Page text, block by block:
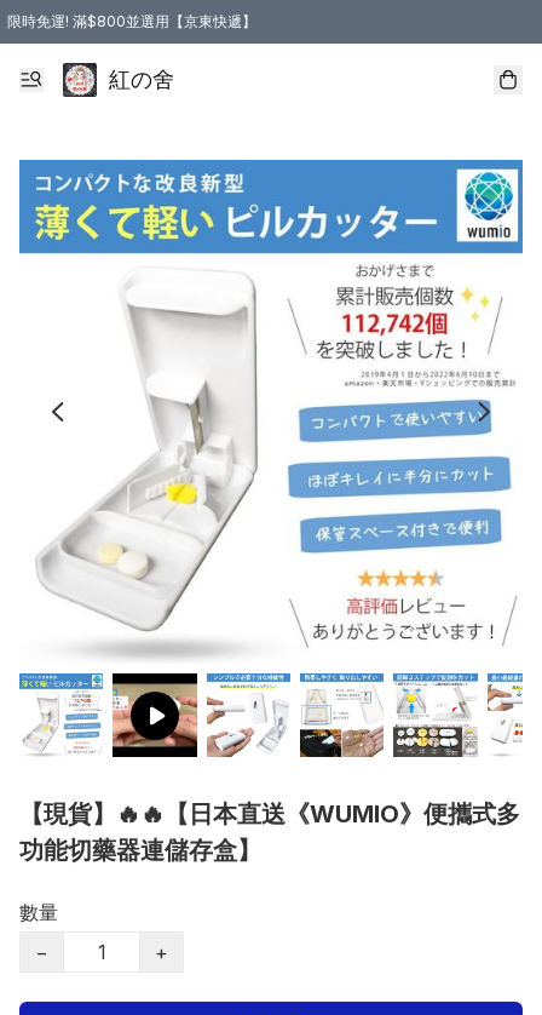
限時免運! 滿$800並選用【京東快遞】
紅の舍
【現貨】🔥🔥【日本直送《WUMIO》便攜式多
功能切藥器連儲存盒】
數量
−
+